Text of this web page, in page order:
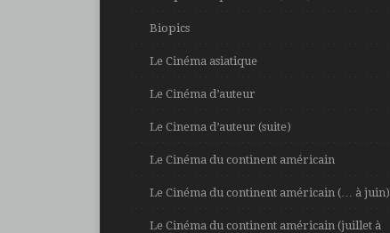
Biopics
Le Cinéma asiatique
Le Cinéma d’auteur
Le Cinema d’auteur (suite)
Le Cinéma du continent américain
Le Cinéma du continent américain (… à juin)
Le Cinéma du continent américain (juillet à